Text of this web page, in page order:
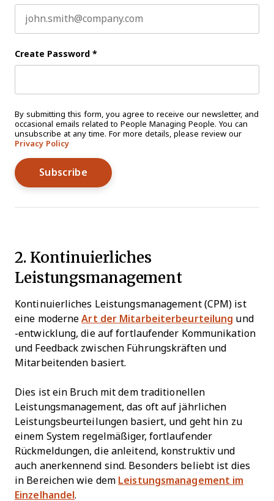
Create Password *
By submitting this form, you agree to receive our newsletter, and
occasional emails related to People Managing People. You can
unsubscribe at any time. For more details, please review our
Privacy Policy
2. Kontinuierliches
Leistungsmanagement
Kontinuierliches Leistungsmanagement (CPM) ist
eine moderneArt der Mitarbeiterbeurteilung und
-entwicklung, die auf fortlaufender Kommunikation
und Feedback zwischen Führungskräften und
Mitarbeitenden basiert.
Dies ist ein Bruch mit dem traditionellen
Leistungsmanagement, das oft auf jährlichen
Leistungsbeurteilungen basiert, und geht hin zu
einem System regelmäßiger, fortlaufender
Rückmeldungen, die anleitend, konstruktiv und
auch anerkennend sind. Besonders beliebt ist dies
in Bereichen wie dem Leistungsmanagement im
Einzelhandel.